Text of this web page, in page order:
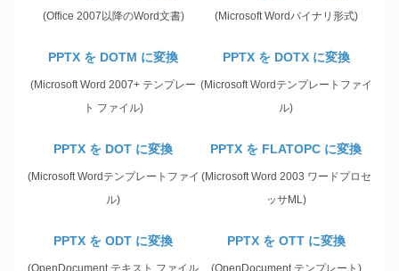
(Office 2007以降のWord文書) (Microsoft Wordバイナリ形式)
PPTX を DOTM に変換
(Microsoft Word 2007+ テンプレー
ト ファイル)
PPTX を DOTX に変換
(Microsoft Wordテンプレートファイ
ル)
PPTX を DOT に変換
(Microsoft Wordテンプレートファイ
ル)
PPTX を FLATOPC に変換
(Microsoft Word 2003 ワードプロセ
ッサML)
PPTX を ODT に変換
(OpenDocument テキスト ファイル
PPTX を OTT に変換
(OpenDocument テンプレート)